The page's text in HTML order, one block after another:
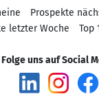
Prospekte
letzter Woche
Top
Folge uns auf Social